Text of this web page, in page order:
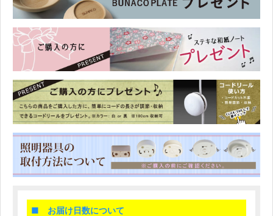
■ お届け日数について